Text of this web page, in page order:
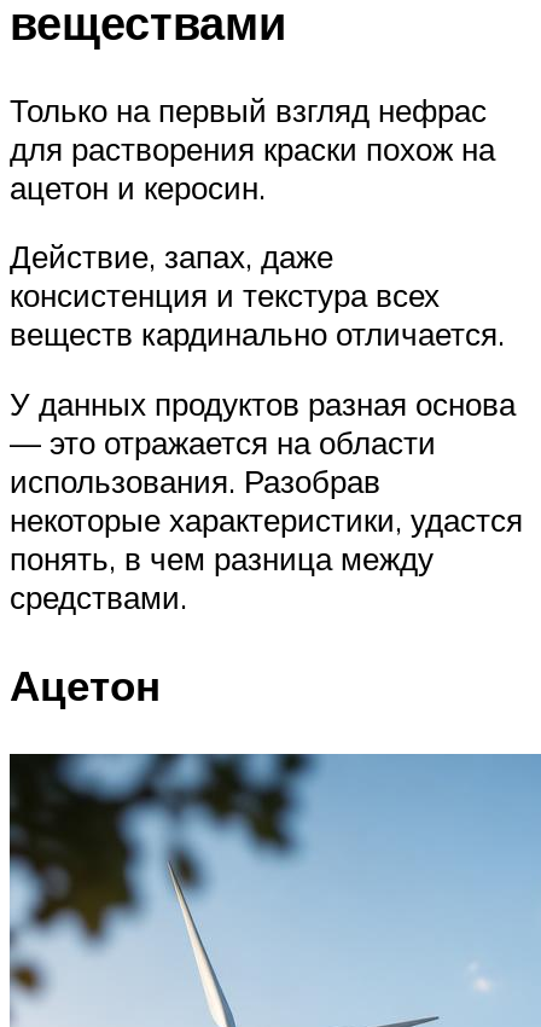
веществами
Только на первый взгляд нефрас
для растворения краски похож на
ацетон и керосин.
Действие, запах, даже
консистенция и текстура всех
веществ кардинально отличается.
У данных продуктов разная основа
— это отражается на области
использования. Разобрав
некоторые характеристики, удастся
понять, в чем разница между
средствами.
Ацетон